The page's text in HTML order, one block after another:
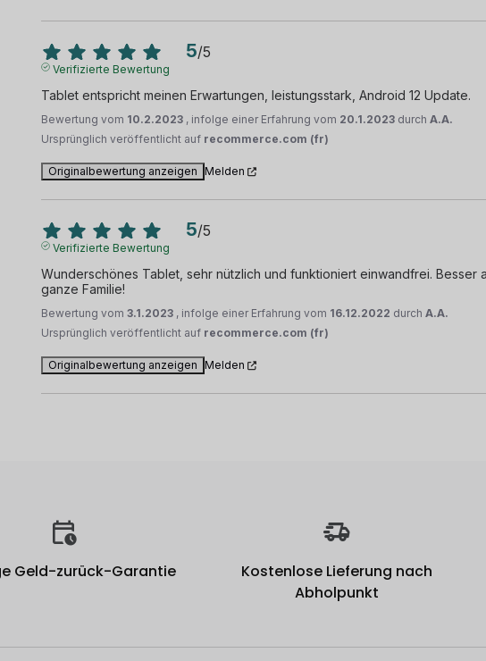
5/5
Verifizierte Bewertung
Tablet entspricht meinen Erwartungen, leistungsstark, Android 12 Update.
Bewertung vom 10.2.2023 , infolge einer Erfahrung vom 20.1.2023 durchA.A.
Ursprünglich veröffentlicht auf recommerce.com (fr)
Originalbewertung anzeigen Melden
5/5
Verifizierte Bewertung
Wunderschönes Tablet, sehr nützlich und funktioniert einwandfrei. Besser
ganze Familie!
Bewertung vom3.1.2023 , infolge einer Erfahrung vom 16.12.2022 durchA.A.
Ursprünglich veröffentlicht auf recommerce.com (fr)
Originalbewertung anzeigen Melden
Geld-zurück-Garantie
Kostenlose Lieferung nach
Abholpunkt